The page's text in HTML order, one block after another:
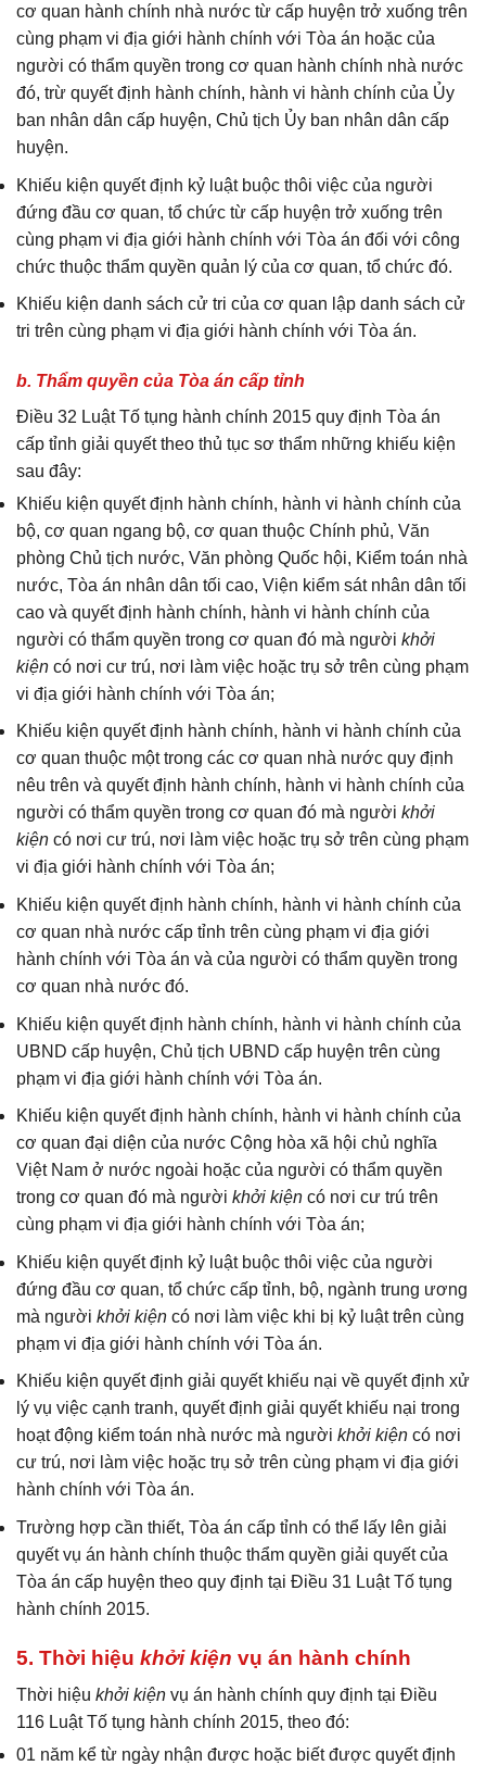
cơ quan hành chính nhà nước từ cấp huyện trở xuống trên
cùng phạm vi địa giới hành chính với Tòa án hoặc của
người có thẩm quyền trong cơ quan hành chính nhà nước
đó, trừ quyết định hành chính, hành vi hành chính của Ủy
ban nhân dân cấp huyện, Chủ tịch Ủy ban nhân dân cấp
huyện.
Khiếu kiện quyết định kỷ luật buộc thôi việc của người
đứng đầu cơ quan, tổ chức từ cấp huyện trở xuống trên
cùng phạm vi địa giới hành chính với Tòa án đối với công
chức thuộc thẩm quyền quản lý của cơ quan, tổ chức đó.
Khiếu kiện danh sách cử tri của cơ quan lập danh sách cử
tri trên cùng phạm vi địa giới hành chính với Tòa án.
b. Thẩm quyền của Tòa án cấp tỉnh
Điều 32 Luật Tố tụng hành chính 2015 quy định Tòa án
cấp tỉnh giải quyết theo thủ tục sơ thẩm những khiếu kiện
sau đây:
Khiếu kiện quyết định hành chính, hành vi hành chính của
bộ, cơ quan ngang bộ, cơ quan thuộc Chính phủ, Văn
phòng Chủ tịch nước, Văn phòng Quốc hội, Kiểm toán nhà
nước, Tòa án nhân dân tối cao, Viện kiểm sát nhân dân tối
cao và quyết định hành chính, hành vi hành chính của
người có thẩm quyền trong cơ quan đó mà người khởi
kiện có nơi cư trú, nơi làm việc hoặc trụ sở trên cùng phạm
vi địa giới hành chính với Tòa án;
Khiếu kiện quyết định hành chính, hành vi hành chính của
cơ quan thuộc một trong các cơ quan nhà nước quy định
nêu trên và quyết định hành chính, hành vi hành chính của
người có thẩm quyền trong cơ quan đó mà người khởi
kiện có nơi cư trú, nơi làm việc hoặc trụ sở trên cùng phạm
vi địa giới hành chính với Tòa án;
Khiếu kiện quyết định hành chính, hành vi hành chính của
cơ quan nhà nước cấp tỉnh trên cùng phạm vi địa giới
hành chính với Tòa án và của người có thẩm quyền trong
cơ quan nhà nước đó.
Khiếu kiện quyết định hành chính, hành vi hành chính của
UBND cấp huyện, Chủ tịch UBND cấp huyện trên cùng
phạm vi địa giới hành chính với Tòa án.
Khiếu kiện quyết định hành chính, hành vi hành chính của
cơ quan đại diện của nước Cộng hòa xã hội chủ nghĩa
Việt Nam ở nước ngoài hoặc của người có thẩm quyền
trong cơ quan đó mà người khởi kiện có nơi cư trú trên
cùng phạm vi địa giới hành chính với Tòa án;
Khiếu kiện quyết định kỷ luật buộc thôi việc của người
đứng đầu cơ quan, tổ chức cấp tỉnh, bộ, ngành trung ương
mà người khởi kiện có nơi làm việc khi bị kỷ luật trên cùng
phạm vi địa giới hành chính với Tòa án.
Khiếu kiện quyết định giải quyết khiếu nại về quyết định xử
lý vụ việc cạnh tranh, quyết định giải quyết khiếu nại trong
hoạt động kiểm toán nhà nước mà người khởi kiện có nơi
cư trú, nơi làm việc hoặc trụ sở trên cùng phạm vi địa giới
hành chính với Tòa án.
Trường hợp cần thiết, Tòa án cấp tỉnh có thể lấy lên giải
quyết vụ án hành chính thuộc thẩm quyền giải quyết của
Tòa án cấp huyện theo quy định tại Điều 31 Luật Tố tụng
hành chính 2015.
5. Thời hiệu khởi kiện vụ án hành chính
Thời hiệu khởi kiện vụ án hành chính quy định tại Điều
116 Luật Tố tụng hành chính 2015, theo đó:
01 năm kể từ ngày nhận được hoặc biết được quyết định